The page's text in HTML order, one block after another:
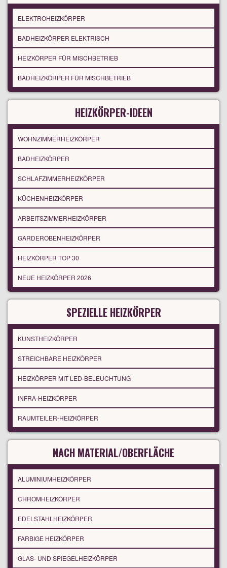
ELEKTROHEIZKÖRPER
BADHEIZKÖRPER ELEKTRISCH
HEIZKÖRPER FÜR MISCHBETRIEB
BADHEIZKÖRPER FÜR MISCHBETRIEB
HEIZKÖRPER-IDEEN
WOHNZIMMERHEIZKÖRPER
BADHEIZKÖRPER
SCHLAFZIMMERHEIZKÖRPER
KÜCHENHEIZKÖRPER
ARBEITSZIMMERHEIZKÖRPER
GARDEROBENHEIZKÖRPER
HEIZKÖRPER TOP 30
NEUE HEIZKÖRPER 2026
SPEZIELLE HEIZKÖRPER
KUNSTHEIZKÖRPER
STREICHBARE HEIZKÖRPER
HEIZKÖRPER MIT LED-BELEUCHTUNG
INFRA-HEIZKÖRPER
RAUMTEILER-HEIZKÖRPER
NACH MATERIAL/OBERFLÄCHE
ALUMINIUMHEIZKÖRPER
CHROMHEIZKÖRPER
EDELSTAHLHEIZKÖRPER
FARBIGE HEIZKÖRPER
GLAS- UND SPIEGELHEIZKÖRPER